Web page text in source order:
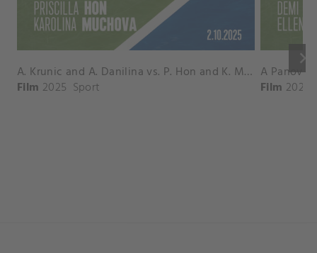
keyboard_arrow_right
A. Krunic and A. Danilina vs. P. Hon and K. Muchova Match Highlights - BEIJING_Capital Group Diamond ( October 02, 2025)
Film 2025 Sport Film 2026